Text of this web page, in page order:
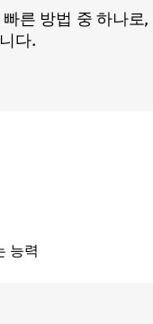
른 방법 중 하나
다.
능력